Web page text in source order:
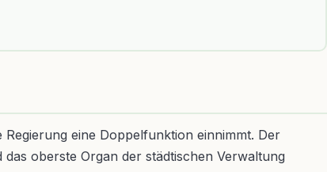
eine Doppelfunktion einnimmt. Der
oberste Organ der städtischen Verwaltung